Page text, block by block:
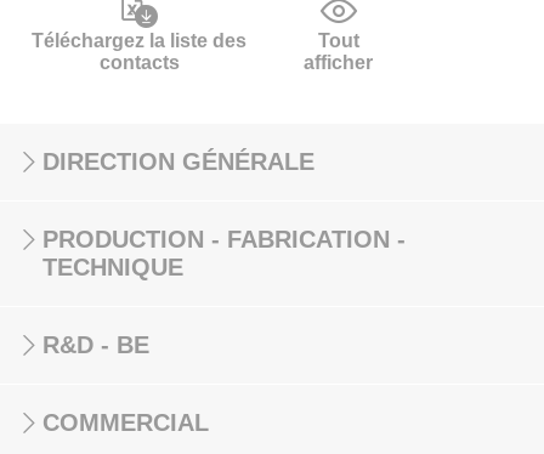
Téléchargez la liste des
contacts
Tout
afficher
DIRECTION GÉNÉRALE
PRODUCTION - FABRICATION -
TECHNIQUE
R&D - BE
COMMERCIAL